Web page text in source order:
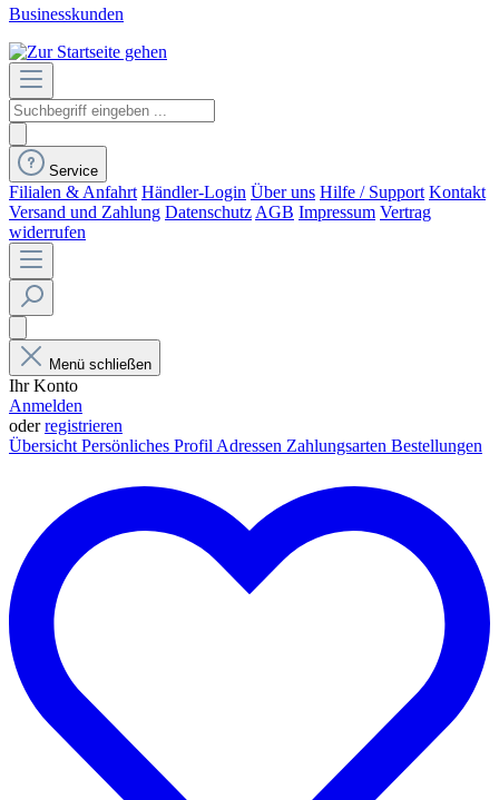
Businesskunden
Service
Filialen & Anfahrt Händler-Login Über uns Hilfe / Support Kontakt
Versand und Zahlung Datenschutz AGB Impressum Vertrag
widerrufen
Menü schließen
Ihr Konto
Anmelden
oderregistrieren
Übersicht Persönliches Profil Adressen Zahlungsarten Bestellungen